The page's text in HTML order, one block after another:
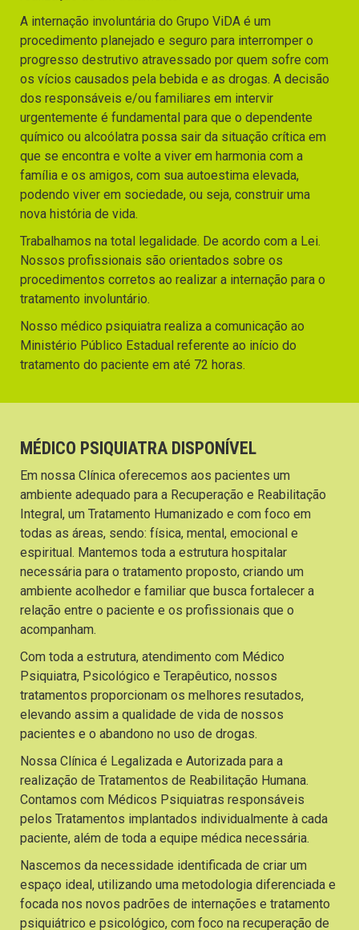
A internação involuntária do Grupo ViDA é um
procedimento planejado e seguro para interromper o
progresso destrutivo atravessado por quem sofre com
os vícios causados pela bebida e as drogas. A decisão
dos responsáveis e/ou familiares em intervir
urgentemente é fundamental para que o dependente
químico ou alcoólatra possa sair da situação crítica em
que se encontra e volte a viver em harmonia com a
família e os amigos, com sua autoestima elevada,
podendo viver em sociedade, ou seja, construir uma
nova história de vida.
Trabalhamos na total legalidade. De acordo com a Lei.
Nossos profissionais são orientados sobre os
procedimentos corretos ao realizar a internação para o
tratamento involuntário.
Nosso médico psiquiatra realiza a comunicação ao
Ministério Público Estadual referente ao início do
tratamento do paciente em até 72 horas.
MÉDICO PSIQUIATRA DISPONÍVEL
Em nossa Clínica oferecemos aos pacientes um
ambiente adequado para a Recuperação e Reabilitação
Integral, um Tratamento Humanizado e com foco em
todas as áreas, sendo: física, mental, emocional e
espiritual. Mantemos toda a estrutura hospitalar
necessária para o tratamento proposto, criando um
ambiente acolhedor e familiar que busca fortalecer a
relação entre o paciente e os profissionais que o
acompanham.
Com toda a estrutura, atendimento com Médico
Psiquiatra, Psicológico e Terapêutico, nossos
tratamentos proporcionam os melhores resutados,
elevando assim a qualidade de vida de nossos
pacientes e o abandono no uso de drogas.
Nossa Clínica é Legalizada e Autorizada para a
realização de Tratamentos de Reabilitação Humana.
Contamos com Médicos Psiquiatras responsáveis
pelos Tratamentos implantados individualmente à cada
paciente, além de toda a equipe médica necessária.
Nascemos da necessidade identificada de criar um
espaço ideal, utilizando uma metodologia diferenciada e
focada nos novos padrões de internações e tratamento
psiquiátrico e psicológico, com foco na recuperação de